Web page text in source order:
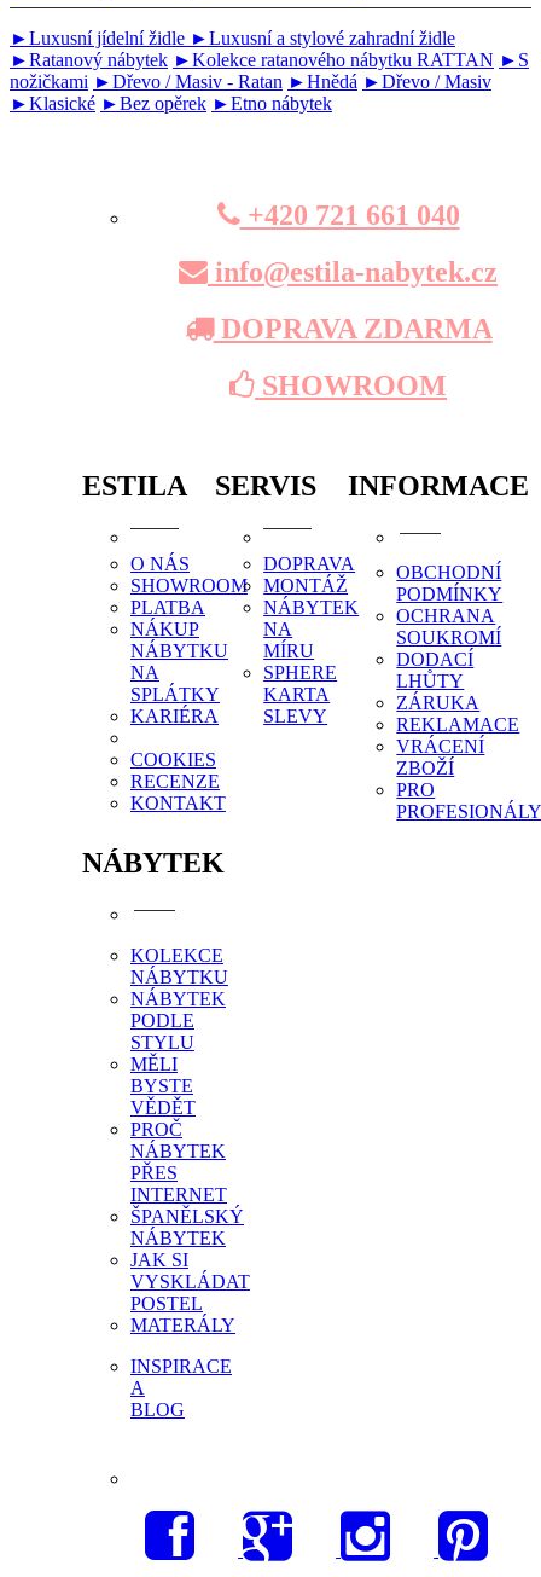
►Luxusní jídelní židle ►Luxusní a stylové zahradní židle
►Ratanový nábytek ►Kolekce ratanového nábytku RATTAN ►S
nožičkami ►Dřevo / Masiv - Ratan ►Hnědá ►Dřevo / Masiv
►Klasické ►Bez opěrek ►Etno nábytek
+420 721 661 040
info@estila-nabytek.cz
DOPRAVA ZDARMA
SHOWROOM
ESTILA
O NÁS
SHOWROOM
PLATBA
NÁKUP
NÁBYTKU
NA
SPLÁTKY
KARIÉRA
COOKIES
RECENZE
KONTAKT
SERVIS
DOPRAVA
MONTÁŽ
NÁBYTEK
NA
MÍRU
SPHERE
KARTA
SLEVY
INFORMACE
OBCHODNÍ
PODMÍNKY
OCHRANA
SOUKROMÍ
DODACÍ
LHŮTY
ZÁRUKA
REKLAMACE
VRÁCENÍ
ZBOŽÍ
PRO
NÁBYTEK
KOLEKCE
NÁBYTKU
NÁBYTEK
PODLE
STYLU
MĚLI
BYSTE
VĚDĚT
PROČ
NÁBYTEK
PŘES
INTERNET
ŠPANĚLSKÝ
NÁBYTEK
JAK SI
VYSKLÁDAT
POSTEL
MATERÁLY
INSPIRACE
A
BLOG